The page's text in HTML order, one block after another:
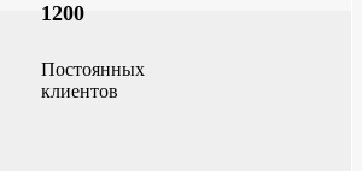
1200
Постоянных
клиентов